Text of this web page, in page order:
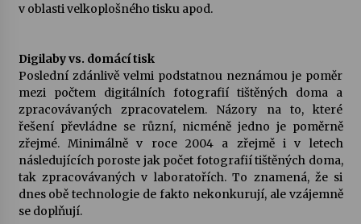
v oblasti velkoplošného tisku apod.
Digilaby vs. domácí tisk
Poslední zdánlivě velmi podstatnou neznámou je poměr
mezi počtem digitálních fotografií tištěných doma a
zpracovávaných zpracovatelem. Názory na to, které
řešení převládne se různí, nicméně jedno je poměrně
zřejmé. Minimálně v roce 2004 a zřejmě i v letech
následujících poroste jak počet fotografií tištěných doma,
tak zpracovávaných v laboratořích. To znamená, že si
dnes obě technologie de fakto nekonkurují, ale vzájemně
se doplňují.